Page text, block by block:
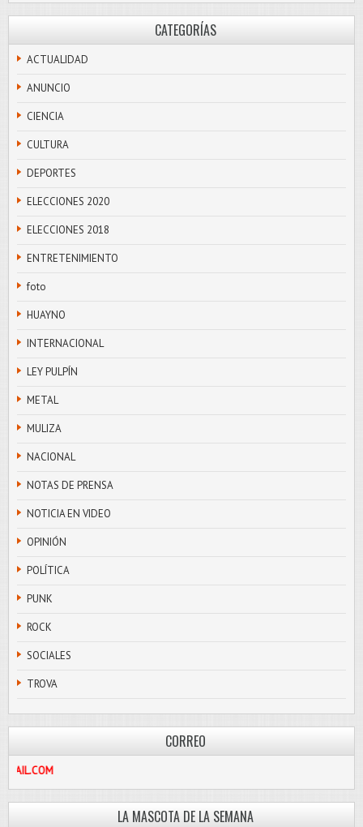
CATEGORÍAS
ACTUALIDAD
ANUNCIO
CIENCIA
CULTURA
DEPORTES
ELECCIONES 2020
ELECCIONES 2018
ENTRETENIMIENTO
foto
HUAYNO
INTERNACIONAL
LEY PULPÍN
METAL
MULIZA
NACIONAL
NOTAS DE PRENSA
NOTICIA EN VIDEO
OPINIÓN
POLÍTICA
PUNK
ROCK
SOCIALES
TROVA
CORREO
LA MASCOTA DE LA SEMANA